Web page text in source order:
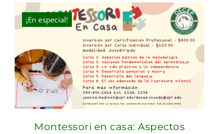
$600.00. $200.00.
¡En especial!
Montessori en casa: Aspectos